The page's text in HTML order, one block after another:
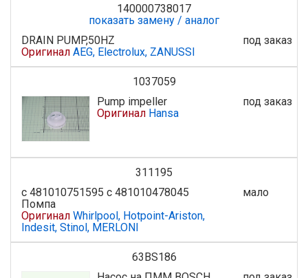
140000738017
показать замену / аналог
DRAIN PUMP,50HZ
Оригинал AEG, Electrolux, ZANUSSI
под заказ
1037059
Pump impeller
Оригинал Hansa
под заказ
311195
с 481010751595 с 481010478045
Помпа
Оригинал Whirlpool, Hotpoint-Ariston,
Indesit, Stinol, MERLONI
мало
63BS186